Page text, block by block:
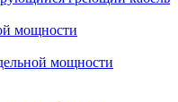
мощности
мощности